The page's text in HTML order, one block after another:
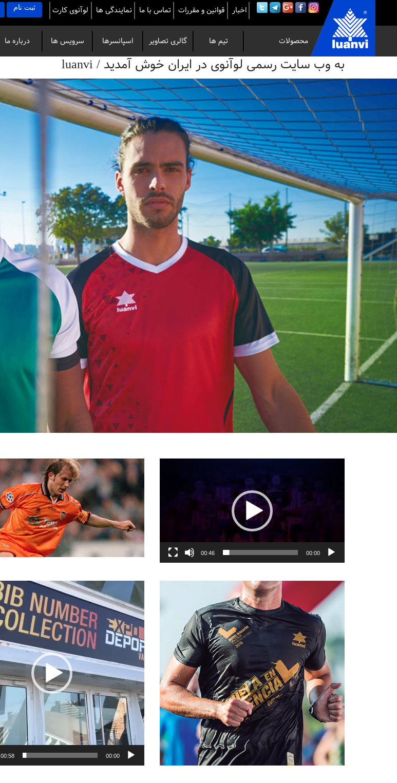
به
وب
سایت
رسمی
لوآنوی
در
ایران
خوش
آمدید
/
luanvi
اخبار قوانین و مقررات تماس با ما نمایندگی ها لوآنوی کارت ثبت نام
محصولات تیم ها گالری تصاویر اسپانسرها سرویس ها درباره ما
به وب سایت رسمی لوآنوی در ایران خوش آمدید / luanvi
00:00
00:46
نمایشگر
ویدیو
00:00
00:58